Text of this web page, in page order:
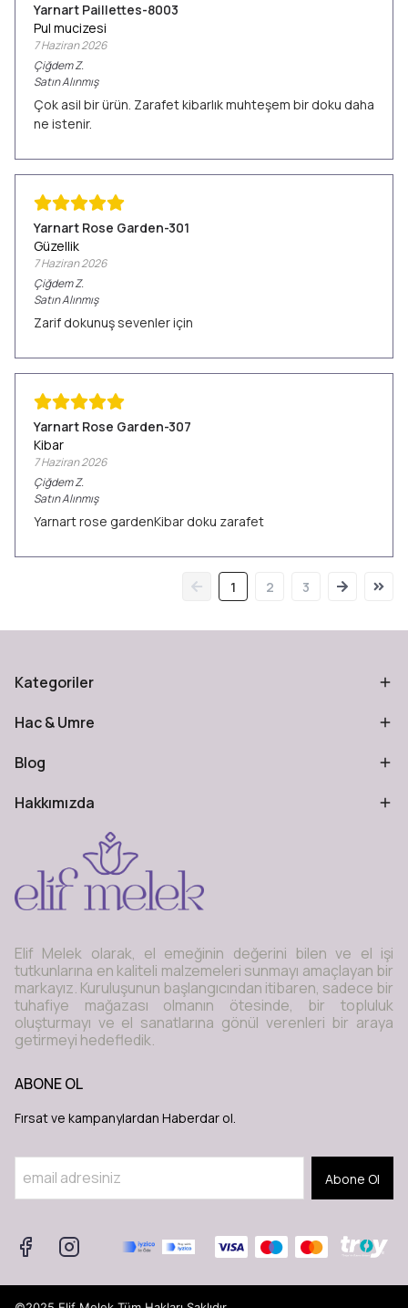
Yarnart Paillettes-8003
Pul mucizesi
7 Haziran 2026
ÇiğdemZ.
Satın Alınmış
Çok asil bir ürün. Zarafet kibarlık muhteşem bir doku daha
ne istenir.
Yarnart Rose Garden-301
Güzellik
7 Haziran 2026
ÇiğdemZ.
Satın Alınmış
Zarif dokunuş sevenler için
Yarnart Rose Garden-307
Kibar
7 Haziran 2026
ÇiğdemZ.
Satın Alınmış
Yarnart rose gardenKibar doku zarafet
1 2 3
Kategoriler
Hac & Umre
Blog
Hakkımızda
Elif Melek olarak, el emeğinin değerini bilen ve el işi
tutkunlarına en kaliteli malzemeleri sunmayı amaçlayan bir
markayız. Kuruluşunun başlangıcından itibaren, sadece bir
tuhafiye mağazası olmanın ötesinde, bir topluluk
oluşturmayı ve el sanatlarına gönül verenleri bir araya
getirmeyi hedefledik.
ABONE OL
Fırsat ve kampanylardan Haberdar ol.
Abone Ol